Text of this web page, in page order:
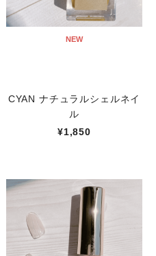
NEW
CYAN ナチュラルシェルネイ
ル
¥1,850